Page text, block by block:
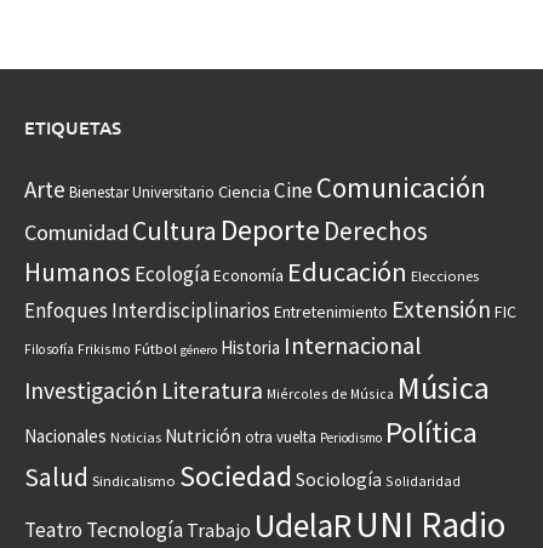
ETIQUETAS
Arte Bienestar Universitario Ciencia CineComunicación
Comunidad Cultura Deporte Derechos
Humanos EcologíaEconomía Educación Elecciones
Enfoques Interdisciplinarios Entretenimiento Extensión FIC
Filosofía Frikismo Fútbol género Historia Internacional
Investigación Literatura Miércoles de Música Música
Nacionales Noticias Nutrición otra vuelta Periodismo Política
Salud Sindicalismo Sociedad Sociología Solidaridad
Teatro Tecnología Trabajo UdelaR UNI Radio